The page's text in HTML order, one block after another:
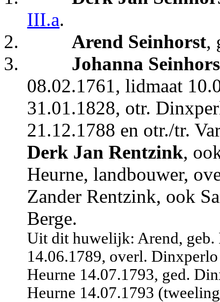
III.a.
2.
Arend Seinhorst,
3.
Johanna
08.02.1761, lidmaat
31.01.1828, otr.
21.12.1788 en otr./tr.
Derk Jan Rentzink,
Heurne, landbouwer,
Zander Rentzink, ook
Berge.
Uit dit huwelijk: Arend, geb.
14.06.1789, overl.
Heurne 14.07.1793, ged.
Heurne 14.07.1793